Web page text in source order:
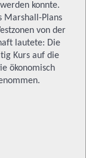
konnte.
Marshall-Plans
von der
lautete: Die
Kurs auf die
ökonomisch